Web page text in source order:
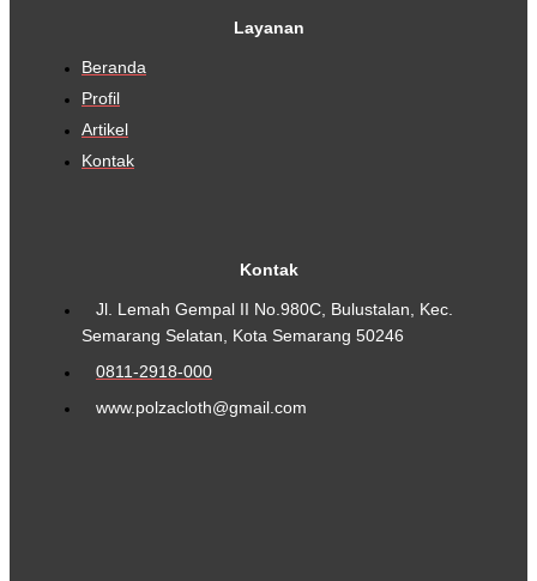
Layanan
Beranda
Profil
Artikel
Kontak
Kontak
Jl. Lemah Gempal II No.980C, Bulustalan, Kec.
Semarang Selatan, Kota Semarang 50246
0811-2918-000
www.polzacloth@gmail.com